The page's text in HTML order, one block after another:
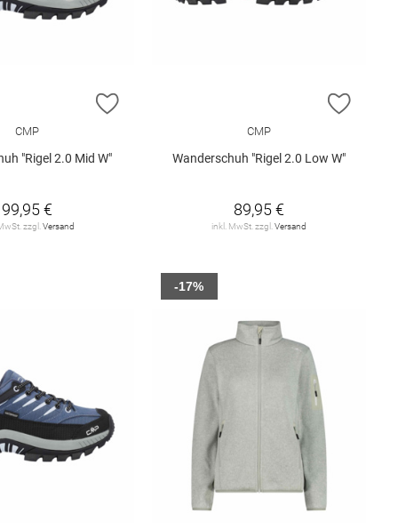
HINZUFÜGEN
CMP
"Rigel 2.0 Mid W"
99,95 €
zzgl.Versand
ZUR
CMP
Wanderschuh "Rigel 2.0 Low W"
89,95 €
inkl. MwSt. zzgl.Versand
-17%